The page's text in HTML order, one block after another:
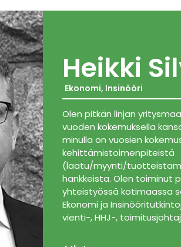
Heikki
Ekonomi, Insinööri
Olen pitkän linjan
vuoden kokemuksella
minulla on vuosien
kehittämistoimenpiteistä
(laatu/myynti/
hankkeista. Olen toiminut
yhteistyössä kotimaassa
Ekonomi ja
vienti-, HHJ-,